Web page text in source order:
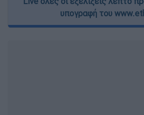
υπογραφή του